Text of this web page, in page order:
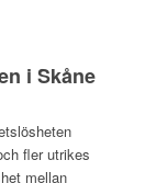
i Skåne
fler utrikes
mellan